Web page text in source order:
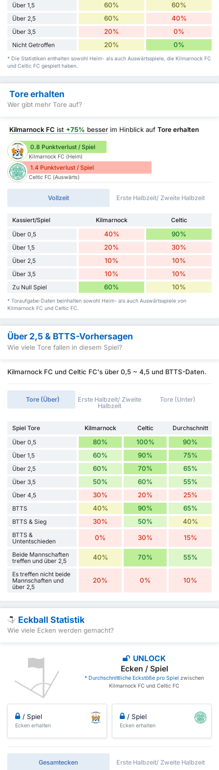
Über 1,5 60% 60%
Über 2,5 60% 40%
Über 3,5 20% 0%
Nicht Getroffen 20% 0%
* Die Statistiken enthalten sowohl Heim- als auch Auswärtsspiele, die Kilmarnock FC
und Celtic FC gespielt haben.
Tore erhalten
Wer gibt mehr Tore auf?
Kilmarnock FC ist +75% besser im Hinblick auf Tore erhalten
0.8 Punktverlust / Spiel
Kilmarnock FC (Heim)
1.4 Punktverlust / Spiel
Celtic FC (Auswärts)
Vollzeit Erste Halbzeit/ Zweite Halbzeit
Kassiert/Spiel Kilmarnock
Celtic
Über 0,5
40% 90%
Über 1,5 20% 30%
Über 2,5 10% 10%
Über 3,5 10% 10%
Zu Null Spiel 60% 10%
* Toraufgabe-Daten beinhalten sowohl Heim- als auch Auswärtsspiele von
Kilmarnock FC und Celtic FC.
Über 2,5 & BTTS-Vorhersagen
Wie viele Tore fallen in diesem Spiel?
Kilmarnock FC und Celtic FC's über 0,5 ~ 4,5 und BTTS-Daten.
Tore (Über)
Erste Halbzeit/ Zweite
Halbzeit
Tore (Unter)
Spiel Tore Kilmarnock Celtic
Durchschnitt
Über 0,5
80% 100% 90%
Über 1,5 60% 90% 75%
Über 2,5 60% 70% 65%
Über 3,5 50% 60% 55%
Über 4,5 30% 20% 25%
BTTS 40% 90% 65%
BTTS & Sieg 30% 50% 40%
BTTS &
Untentschieden
0% 30% 15%
Beide Mannschaften
treffen und über 2,5
40% 70% 55%
Es treffen nicht beide
Mannschaften und
über 2,5
20% 0% 10%
Eckball Statistik
Wie viele Ecken werden gemacht?
UNLOCK
Ecken / Spiel
* Durchschnittliche Eckstöße pro Spiel zwischen
Kilmarnock FC und Celtic FC
/ Spiel
Ecken erhalten
/ Spiel
Ecken erhalten
Gesamtecken Erste Halbzeit/ Zweite Halbzeit